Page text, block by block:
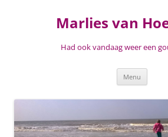
Marlies van
Had ook vandaag weer een
Menu